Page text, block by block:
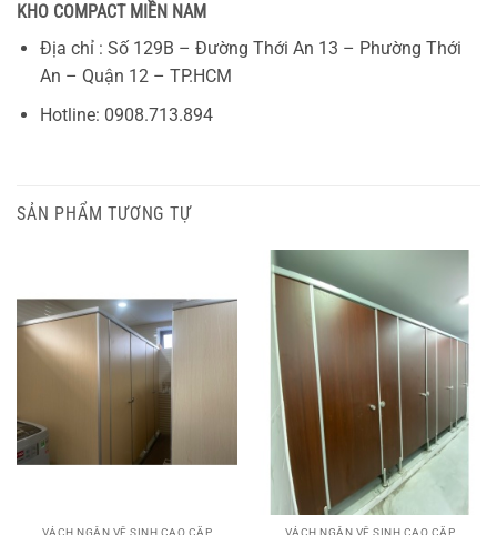
KHO COMPACT MIỀN NAM
Địa chỉ : Số 129B – Đường Thới An 13 – Phường Thới
An – Quận 12 – TP.HCM
Hotline: 0908.713.894
SẢN PHẨM TƯƠNG TỰ
VÁCH NGĂN VỆ SINH CAO CẤP VÁCH NGĂN VỆ SINH CAO CẤP